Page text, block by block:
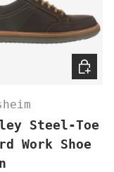
Steel-Toe
Work Shoe